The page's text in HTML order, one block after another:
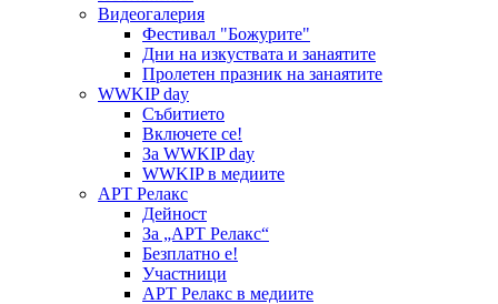
Видеогалерия
Фестивал "Божурите"
Дни на изкуствата и занаятите
Пролетен празник на занаятите
WWKIP day
Събитието
Включете се!
За WWKIP day
WWKIP в медиите
АРТ Релакс
Дейност
За „АРТ Релакс“
Безплатно е!
Участници
АРТ Релакс в медиите